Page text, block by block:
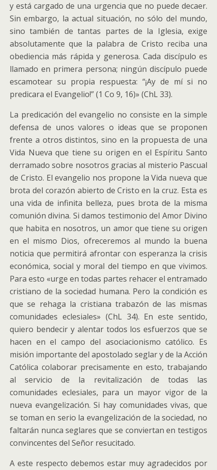
y está cargado de una urgencia que no puede decaer.
Sin embargo, la actual situación, no sólo del mundo,
sino también de tantas partes de la Iglesia, exige
absolutamente que la palabra de Cristo reciba una
obediencia más rápida y generosa. Cada discípulo es
llamado en primera persona; ningún discípulo puede
escamotear su propia respuesta: “¡Ay de mí si no
predicara el Evangelio!” (1 Co 9, 16)» (ChL 33).
La predicación del evangelio no consiste en la simple
defensa de unos valores o ideas que se proponen
frente a otros distintos, sino en la propuesta de una
Vida Nueva que tiene su origen en el Espíritu Santo
derramado sobre nosotros gracias al misterio Pascual
de Cristo. El evangelio nos propone la Vida nueva que
brota del corazón abierto de Cristo en la cruz. Esta es
una vida de infinita belleza, pues brota de la misma
comunión divina. Si damos testimonio del Amor Divino
que habita en nosotros, un amor que tiene su origen
en el mismo Dios, ofreceremos al mundo la buena
noticia que permitirá afrontar con esperanza la crisis
económica, social y moral del tiempo en que vivimos.
Para esto «urge en todas partes rehacer el entramado
cristiano de la sociedad humana. Pero la condición es
que se rehaga la cristiana trabazón de las mismas
comunidades eclesiales» (ChL 34). En este sentido,
quiero bendecir y alentar todos los esfuerzos que se
hacen en el campo del asociacionismo católico. Es
misión importante del apostolado seglar y de la Acción
Católica colaborar precisamente en esto, trabajando
al servicio de la revitalización de todas las
comunidades eclesiales, para un mayor vigor de la
nueva evangelización. Si hay comunidades vivas, que
se toman en serio la evangelización de la sociedad, no
faltarán nunca seglares que se conviertan en testigos
convincentes del Señor resucitado.
A este respecto debemos estar muy agradecidos por